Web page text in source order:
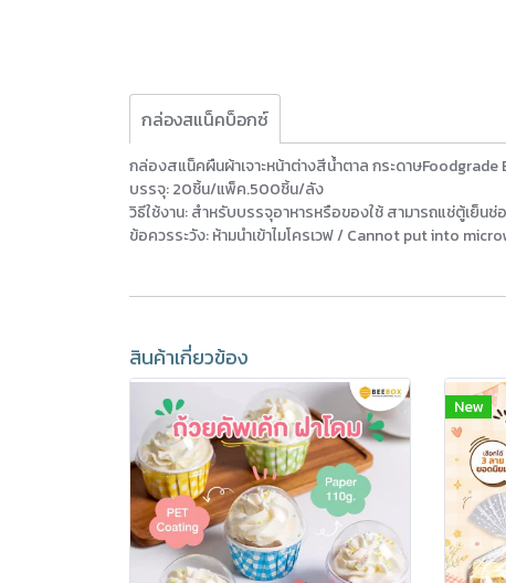
กล่องสแน็คบ็อกซ์
กล่องสแน็คผืนผ้าเจาะหน้าต่างสีน้ำตาล กระดาษ
บรรจุ: 20ชิ้น/แพ็ค.500ชิ้น/ลัง
วิธีใช้งาน: สำหรับบรรจุอาหารหรือของใช้ สามารถแช่ตู้เย็นช่
ข้อควรระวัง: ห้ามนำเข้าไมโครเวฟ / Cannot put into
สินค้าเกี่ยวข้อง
New